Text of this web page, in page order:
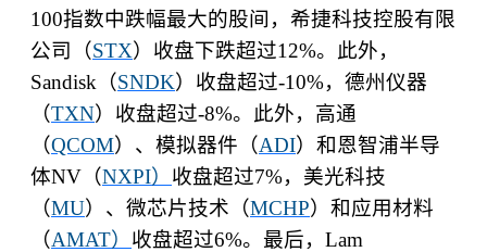
100指数中跌幅最大的股间，希捷科技控股有限
公司（STX）收盘下跌超过12%。此外，
Sandisk （SNDK）收盘超过-10%，德州仪器
（TXN）收盘超过-8%。此外，高通
（QCOM）、模拟器件（ADI）和恩智浦半导
体NV （NXPI） 收盘超过7%，美光科技
（MU）、微芯片技术（MCHP）和应用材料
（AMAT） 收盘超过6%。最后， Lam